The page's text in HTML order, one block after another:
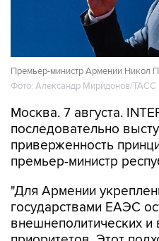
Премьер-министр Армении Никол
Фото: Александр Миридонов/ТАСС
Москва. 7 августа.
последовательно
приверженность
премьер-министр
"Для Армении
государствами ЕАЭС
внешнеполитических